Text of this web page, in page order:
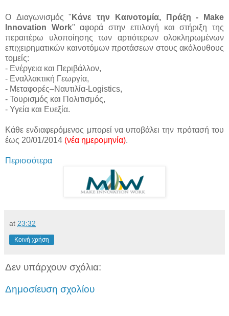
Ο Διαγωνισμός " Κάνε την Καινοτομία, Πράξη - Make
Innovation Work" αφορά στην επιλογή και στήριξη της
περαιτέρω υλοποίησης των αρτιότερων ολοκληρωμένων
επιχειρηματικών καινοτόμων προτάσεων στους ακόλουθους
τομείς:
- Ενέργεια και Περιβάλλον,
- Εναλλακτική Γεωργία,
- Μεταφορές–Ναυτιλία-Logistics,
- Τουρισμός και Πολιτισμός,
- Υγεία και Ευεξία.
Κάθε ενδιαφερόμενος μπορεί να υποβάλει την πρότασή του
έως 20/01/2014 (νέα ημερομηνία).
Περισσότερα
at 23:32
Κοινή χρήση
Δεν υπάρχουν σχόλια:
Δημοσίευση σχολίου